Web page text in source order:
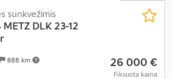
888 km
sunkvežimis
METZ DLK 23-12
26 000 €
Fiksuota kaina